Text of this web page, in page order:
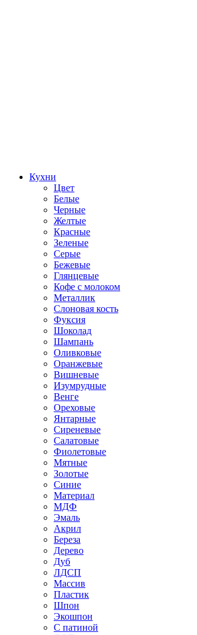
Кухни
Цвет
Белые
Черные
Желтые
Красные
Зеленые
Серые
Бежевые
Глянцевые
Кофе с молоком
Металлик
Слоновая кость
Фуксия
Шоколад
Шампань
Оливковые
Оранжевые
Вишневые
Изумрудные
Венге
Ореховые
Янтарные
Сиреневые
Салатовые
Фиолетовые
Мятные
Золотые
Синие
Материал
МДФ
Эмаль
Акрил
Береза
Дерево
Дуб
ЛДСП
Массив
Пластик
Шпон
Экошпон
С патиной